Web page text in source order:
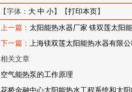
【字体： 大 中 小】【打印本页】
上一篇： 太阳能热水器厂家 镁双莲太阳
下一篇： 上海镁双莲太阳能热水器有限
相关文章
空气能热泵的工作原理
花桥金融中心太阳能热水工程系统和太阳